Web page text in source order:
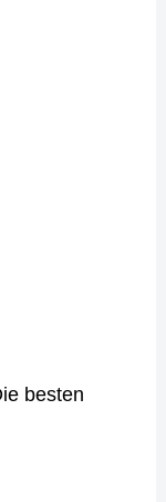
besten